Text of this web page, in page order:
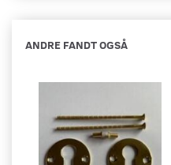
ANDRE FANDT OGSÅ